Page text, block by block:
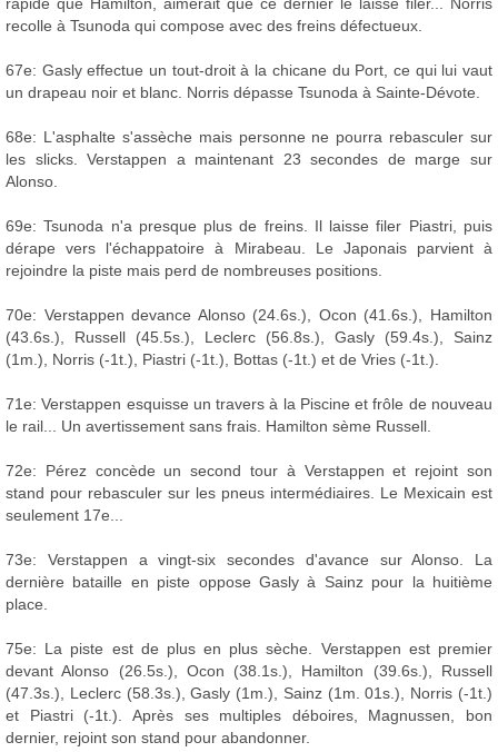
rapide que Hamilton, aimerait que ce dernier le laisse filer... Norris
recolle à Tsunoda qui compose avec des freins défectueux.
67e: Gasly effectue un tout-droit à la chicane du Port, ce qui lui vaut
un drapeau noir et blanc. Norris dépasse Tsunoda à Sainte-Dévote.
68e: L'asphalte s'assèche mais personne ne pourra rebasculer sur
les slicks. Verstappen a maintenant 23 secondes de marge sur
Alonso.
69e: Tsunoda n'a presque plus de freins. Il laisse filer Piastri, puis
dérape vers l'échappatoire à Mirabeau. Le Japonais parvient à
rejoindre la piste mais perd de nombreuses positions.
70e: Verstappen devance Alonso (24.6s.), Ocon (41.6s.), Hamilton
(43.6s.), Russell (45.5s.), Leclerc (56.8s.), Gasly (59.4s.), Sainz
(1m.), Norris (-1t.), Piastri (-1t.), Bottas (-1t.) et de Vries (-1t.).
71e: Verstappen esquisse un travers à la Piscine et frôle de nouveau
le rail... Un avertissement sans frais. Hamilton sème Russell.
72e: Pérez concède un second tour à Verstappen et rejoint son
stand pour rebasculer sur les pneus intermédiaires. Le Mexicain est
seulement 17e...
73e: Verstappen a vingt-six secondes d'avance sur Alonso. La
dernière bataille en piste oppose Gasly à Sainz pour la huitième
place.
75e: La piste est de plus en plus sèche. Verstappen est premier
devant Alonso (26.5s.), Ocon (38.1s.), Hamilton (39.6s.), Russell
(47.3s.), Leclerc (58.3s.), Gasly (1m.), Sainz (1m. 01s.), Norris (-1t.)
et Piastri (-1t.). Après ses multiples déboires, Magnussen, bon
dernier, rejoint son stand pour abandonner.